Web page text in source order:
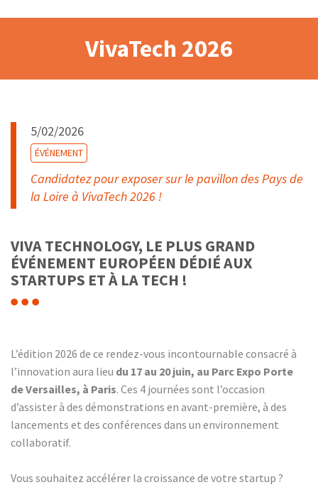
VivaTech 2026
5/02/2026
ÉVÉNEMENT
Candidatez pour exposer sur le pavillon des Pays de
la Loire à VivaTech 2026 !
VIVA TECHNOLOGY, LE PLUS GRAND
ÉVÉNEMENT EUROPÉEN DÉDIÉ AUX
STARTUPS ET À LA TECH !
L’édition 2026 de ce rendez-vous incontournable consacré à
l’innovation aura lieu du 17 au 20 juin, au Parc Expo Porte
de Versailles, à Paris. Ces 4 journées sont l’occasion
d’assister à des démonstrations en avant-première, à des
lancements et des conférences dans un environnement
collaboratif.
Vous souhaitez accélérer la croissance de votre startup ?